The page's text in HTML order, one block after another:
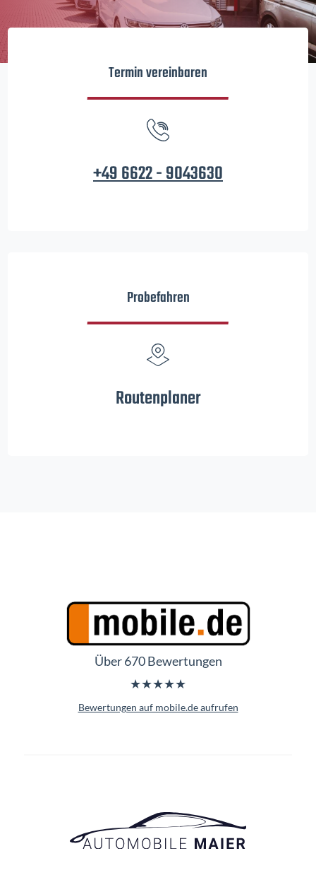
Termin vereinbaren
+49 6622 - 9043630
Probefahren
Routenplaner
Über 670 Bewertungen
★★★★★
Bewertungen auf mobile.de aufrufen